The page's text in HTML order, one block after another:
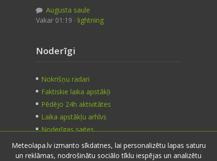
Augusta saule
Vakar 01:19 · lightning
Noderīgi
Nokrišņu radari
Faktiskie laika apstākļi
Pēdējo 24h aktivitātes
Laika apstākļu arhīvs
Noderīgas saites
Meteolapa.lv izmanto sīkdatnes, lai personalizētu lapas saturu
un reklāmas, nodrošinātu sociālo tīklu iespējas un analizētu